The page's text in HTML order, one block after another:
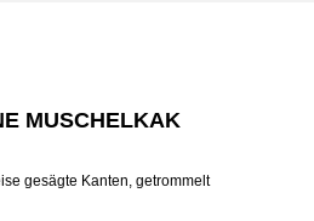
MUSCHELKAK
gesägte Kanten, getrommelt